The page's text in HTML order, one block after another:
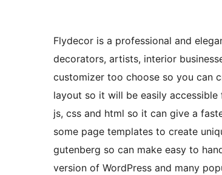
Flydecor is a professional and
decorators, artists, interior
customizer too choose so you can
layout so it will be easily
js, css and html so it can give a
some page templates to create
gutenberg so can make easy to
version of WordPress and many